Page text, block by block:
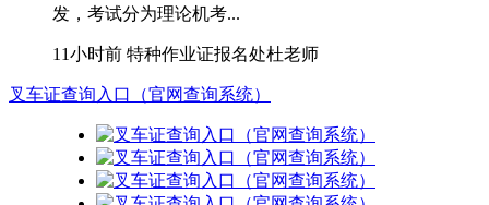
发，考试分为理论机考...
11小时前 特种作业证报名处杜老师
叉车证查询入口（官网查询系统）